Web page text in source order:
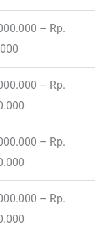
– Rp.
– Rp.
– Rp.
– Rp.